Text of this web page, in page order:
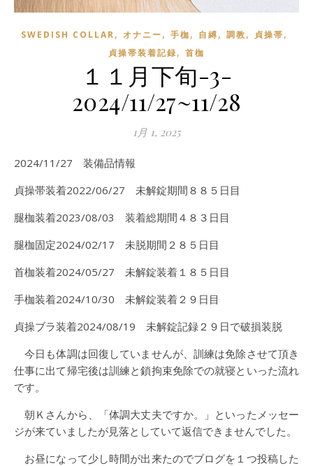
SWEDISH COLLAR, オナニー, 手枷, 自縛, 調教, 貞操帯,
貞操帯装着記録, 首枷
１１月下旬-3-
2024/11/27~11/28
1月 1, 2025
2024/11/27 装備品情報
貞操帯装着2022/06/27 未解錠期間８８５日目
腿枷装着2023/08/03 装着総期間４８３日目
腿枷固定2024/02/17 未脱期間２８５日目
首枷装着2024/05/27 未解錠装着１８５日目
手枷装着2024/10/30 未解錠装着２９日目
貞操ブラ装着2024/08/19 未解錠記録２９日で破損装脱
今日も体調は回復していませんが、訓練は免除させて頂き
仕事に出て帰宅後は訓練と鎖拘束免除での就寝といった流れ
です。
朝Ｋさんから、「体調大丈夫ですか。」といったメッセー
ジが来ていましたが見落としていて返信できませんでした。
お昼になって少し時間が出来たのでブログを１つ投稿した